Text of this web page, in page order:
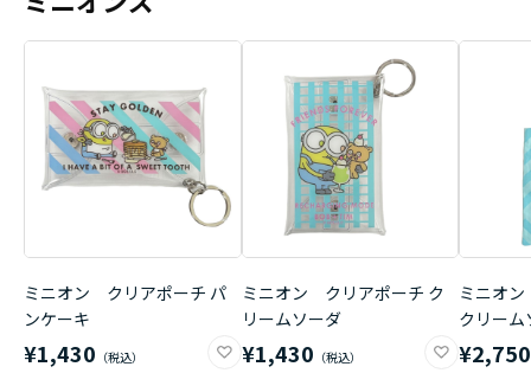
ミニオン クリアポーチ パ
ンケーキ
¥1,430
ミニオン クリアポーチ ク
リームソーダ
¥1,430
ミニオ
クリーム
¥2,750